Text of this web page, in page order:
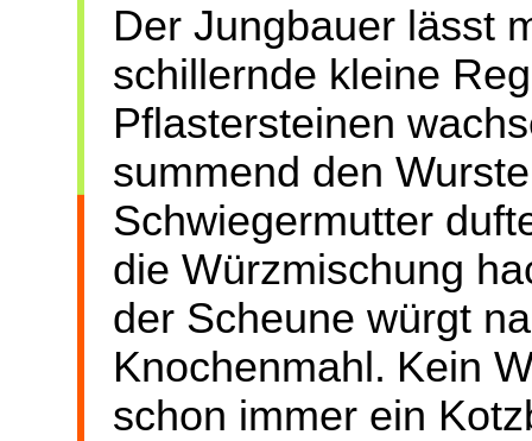
Der Jungbauer lässt
schillernde kleine
Pflastersteinen
summend den
Schwiegermutter
die Würzmischung
der Scheune würgt
Knochenmahl. Kein
schon immer ein